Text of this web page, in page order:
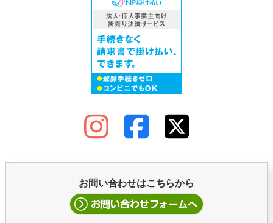
お問い合わせはこちらから